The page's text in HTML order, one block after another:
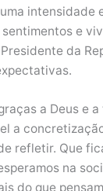
intensidade
e
da
a Deus e
a
refletir. Que
na
do que